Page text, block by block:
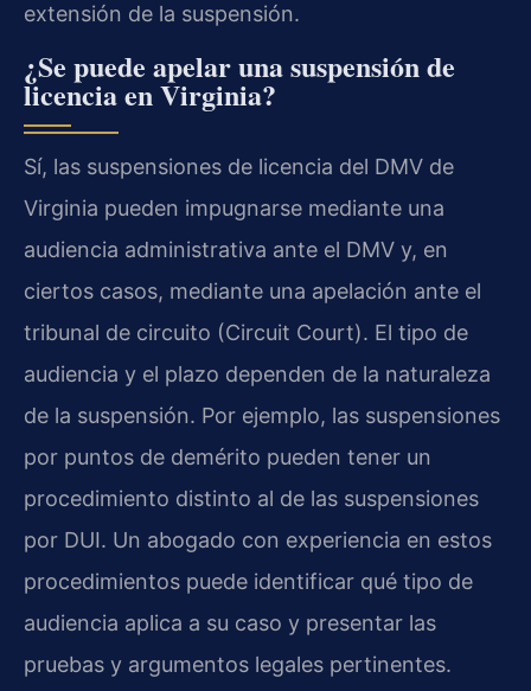
extensión de la suspensión.
¿Se puede apelar una suspensión de
licencia en Virginia?
Sí, las suspensiones de licencia del DMV de
Virginia pueden impugnarse mediante una
audiencia administrativa ante el DMV y, en
ciertos casos, mediante una apelación ante el
tribunal de circuito (Circuit Court). El tipo de
audiencia y el plazo dependen de la naturaleza
de la suspensión. Por ejemplo, las suspensiones
por puntos de demérito pueden tener un
procedimiento distinto al de las suspensiones
por DUI. Un abogado con experiencia en estos
procedimientos puede identificar qué tipo de
audiencia aplica a su caso y presentar las
pruebas y argumentos legales pertinentes.